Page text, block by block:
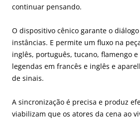
continuar pensando.
O dispositivo cênico garante o
instâncias. E permite um fluxo na
inglês, português, tucano, flamengo e
legendas em francês e inglês e
de sinais.
A sincronização é precisa e produz
viabilizam que os atores da cena ao